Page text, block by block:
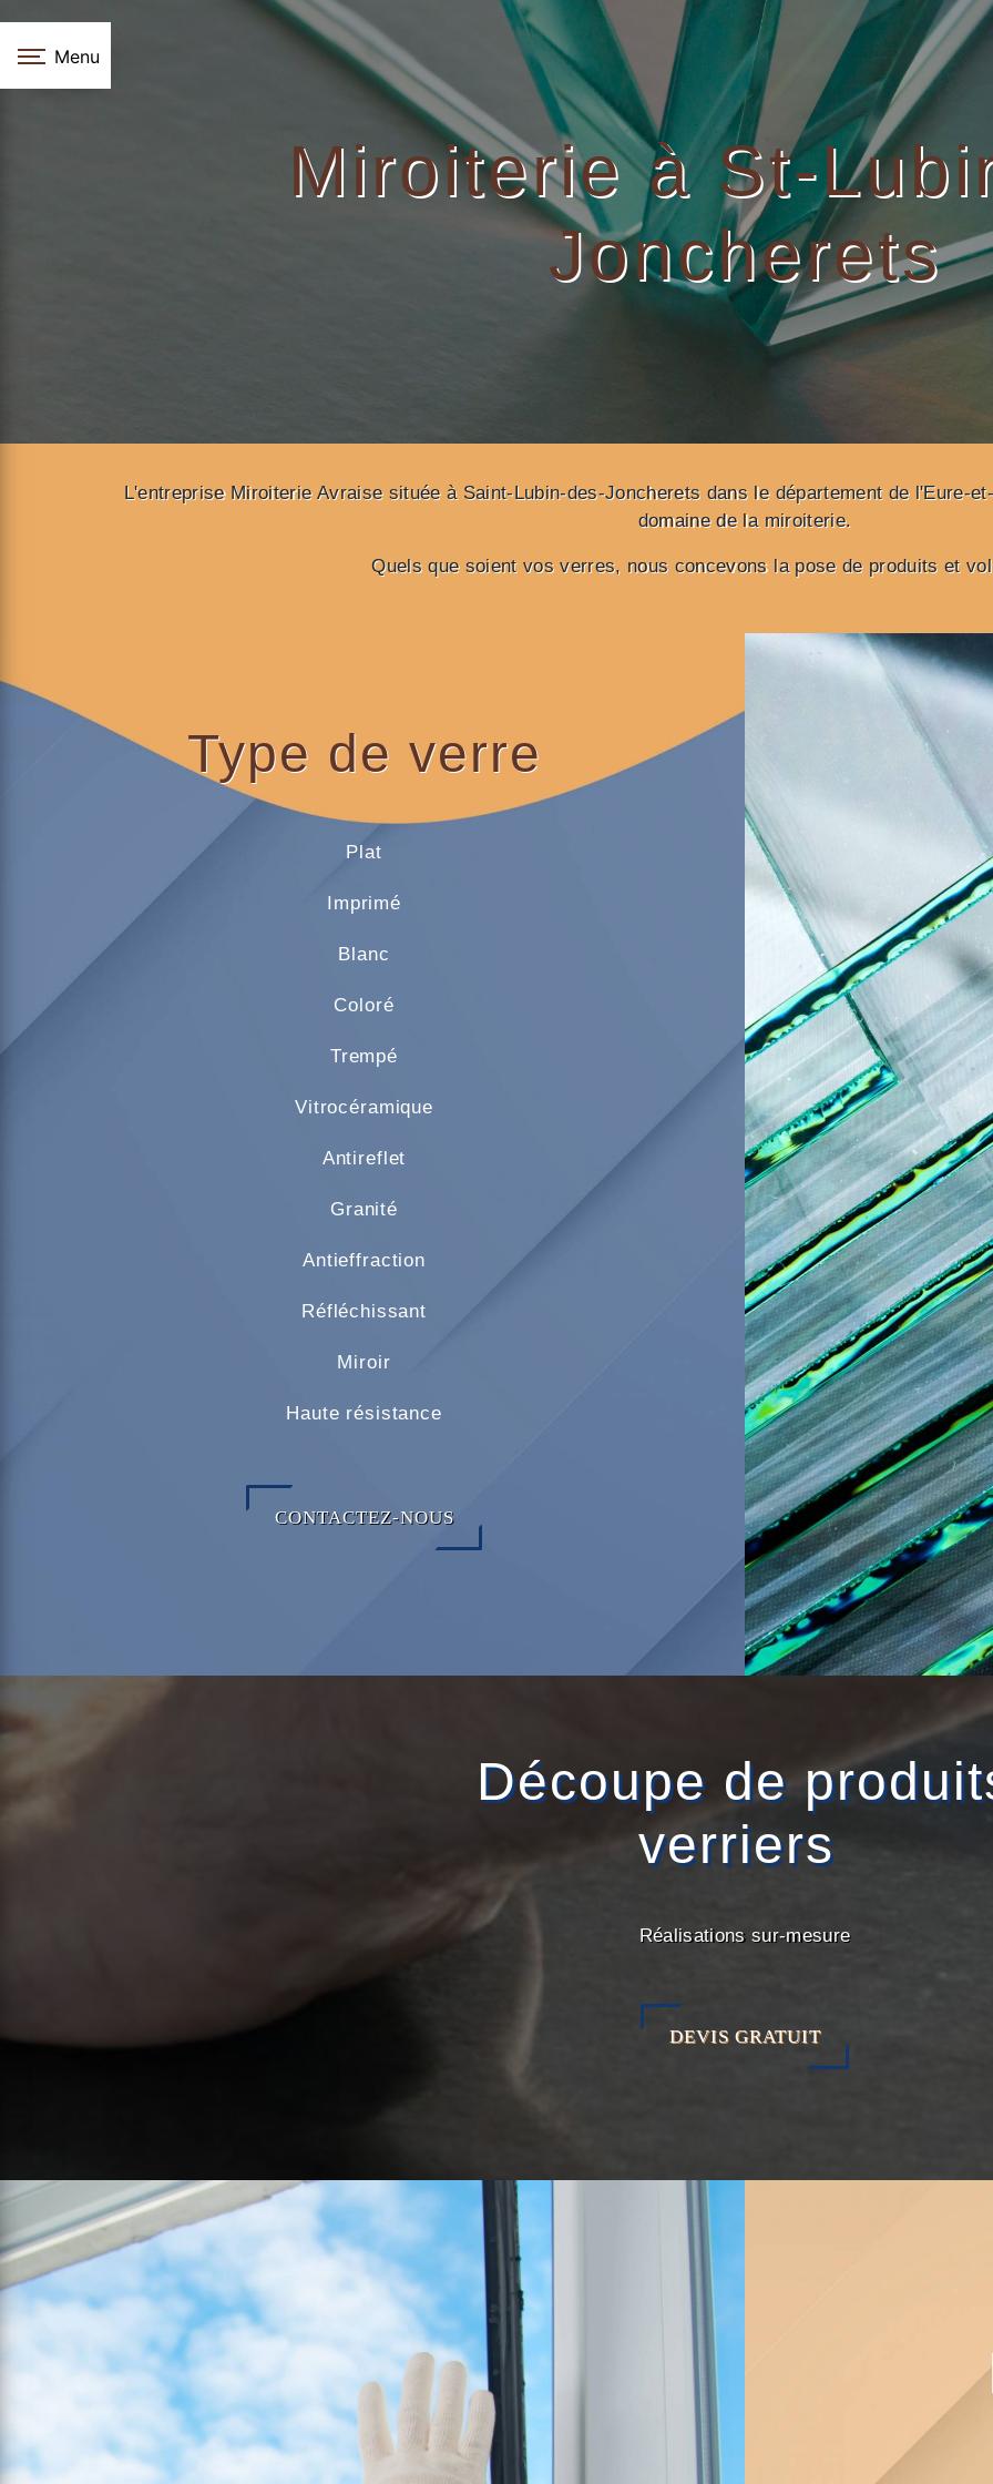
Menu
Miroiterie à St-
Joncherets
L'entreprise Miroiterie Avraise située à Saint-Lubin-des-Joncherets dans le département de l'Eure-
domaine de la miroiterie.
Quels que soient vos verres, nous concevons la pose de produits et
Type de verre
Plat
Imprimé
Blanc
Coloré
Trempé
Vitrocéramique
Antireflet
Granité
Antieffraction
Réfléchissant
Miroir
Haute résistance
CONTACTEZ-NOUS
Découpe de
verriers
Réalisations sur-mesure
DEVIS GRATUIT